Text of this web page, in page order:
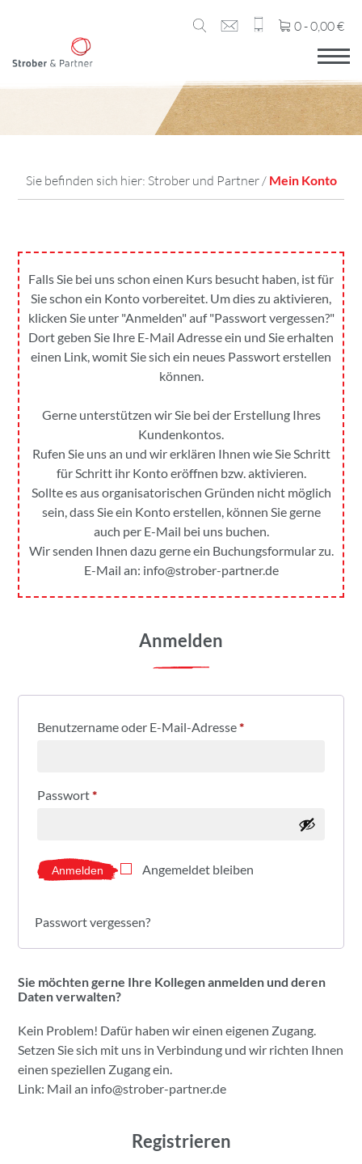
0 -0,00€
Sie befinden sich hier: Strober und Partner/ Mein Konto
Falls Sie bei uns schon einen Kurs besucht haben, ist für
Sie schon ein Konto vorbereitet. Um dies zu aktivieren,
klicken Sie unter "Anmelden" auf "Passwort vergessen?"
Dort geben Sie Ihre E-Mail Adresse ein und Sie erhalten
einen Link, womit Sie sich ein neues Passwort erstellen
können.
Gerne unterstützen wir Sie bei der Erstellung Ihres
Kundenkontos.
Rufen Sie uns an und wir erklären Ihnen wie Sie Schritt
für Schritt ihr Konto eröffnen bzw. aktivieren.
Sollte es aus organisatorischen Gründen nicht möglich
sein, dass Sie ein Konto erstellen, können Sie gerne
auch per E-Mail bei uns buchen.
Wir senden Ihnen dazu gerne ein Buchungsformular zu.
E-Mail an: info@strober-partner.de
Anmelden
Benutzername oder E-Mail-Adresse*
Passwort*
Anmelden Angemeldet bleiben
Passwort vergessen?
Sie möchten gerne Ihre Kollegen anmelden und deren
Daten verwalten?
Kein Problem! Dafür haben wir einen eigenen Zugang.
Setzen Sie sich mit uns in Verbindung und wir richten Ihnen
einen speziellen Zugang ein.
Link: Mail an info@strober-partner.de
Registrieren